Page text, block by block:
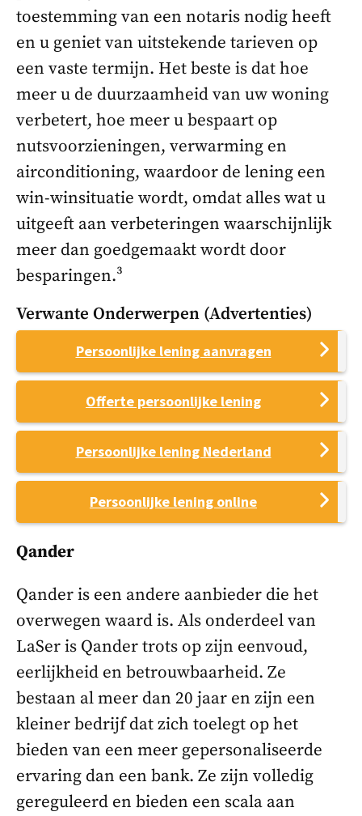
toestemming van een notaris nodig heeft
en u geniet van uitstekende tarieven op
een vaste termijn. Het beste is dat hoe
meer u de duurzaamheid van uw woning
verbetert, hoe meer u bespaart op
nutsvoorzieningen, verwarming en
airconditioning, waardoor de lening een
win-winsituatie wordt, omdat alles wat u
uitgeeft aan verbeteringen waarschijnlijk
meer dan goedgemaakt wordt door
besparingen.³
Verwante Onderwerpen (advertenties)
Persoonlijke lening aanvragen
Offerte persoonlijke lening
Persoonlijke lening Nederland
Persoonlijke lening online
Qander
Qander is een andere aanbieder die het
overwegen waard is. Als onderdeel van
LaSer is Qander trots op zijn eenvoud,
eerlijkheid en betrouwbaarheid. Ze
bestaan al meer dan 20 jaar en zijn een
kleiner bedrijf dat zich toelegt op het
bieden van een meer gepersonaliseerde
ervaring dan een bank. Ze zijn volledig
gereguleerd en bieden een scala aan